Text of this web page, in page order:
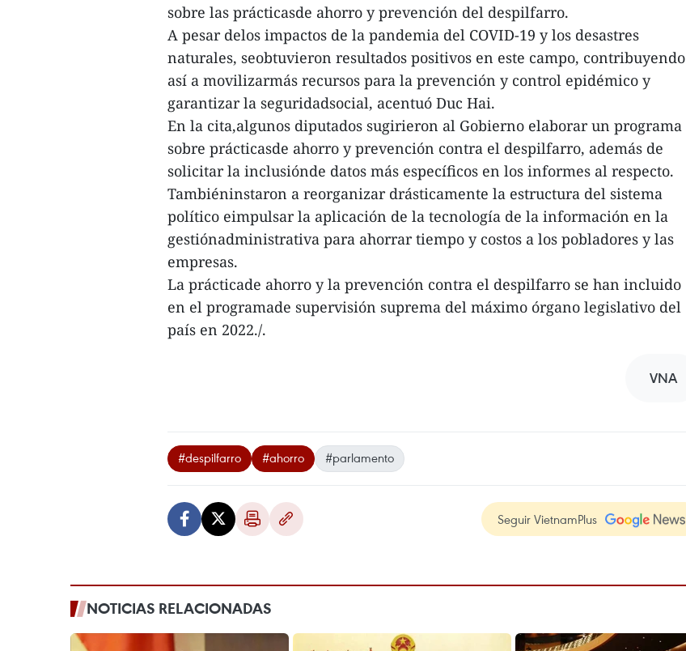
sobre las prácticasde ahorro y prevención del despilfarro.
A pesar delos impactos de la pandemia del COVID-19 y los desastres
naturales, seobtuvieron resultados positivos en este campo, contribuyendo
así a movilizarmás recursos para la prevención y control epidémico y
garantizar la seguridadsocial, acentuó Duc Hai.
En la cita,algunos diputados sugirieron al Gobierno elaborar un programa
sobre prácticasde ahorro y prevención contra el despilfarro, además de
solicitar la inclusiónde datos más específicos en los informes al respecto.
Tambiéninstaron a reorganizar drásticamente la estructura del sistema
político eimpulsar la aplicación de la tecnología de la información en la
gestiónadministrativa para ahorrar tiempo y costos a los pobladores y las
empresas.
La prácticade ahorro y la prevención contra el despilfarro se han incluido
en el programade supervisión suprema del máximo órgano legislativo del
país en 2022./.
VNA
#despilfarro #ahorro #parlamento
Seguir VietnamPlus
NOTICIAS RELACIONADAS